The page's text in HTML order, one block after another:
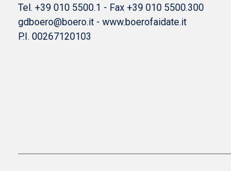
Tel. +39 010 5500.1 - Fax +39 010 5500.300
gdboero@boero.it - www.boerofaidate.it
P.I. 00267120103